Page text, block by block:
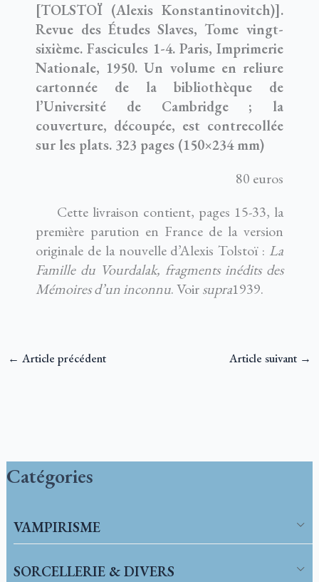
Catégories
VAMPIRISME
SORCELLERIE & DIVERS
[TOLSTOÏ (Alexis Konstantinovitch)].
Revue des Études Slaves, Tome vingt-
sixième. Fascicules 1-4. Paris, Imprimerie
Nationale, 1950. Un volume en reliure
cartonnée de la bibliothèque de
l’Université de Cambridge ; la
couverture, découpée, est contrecollée
sur les plats. 323 pages (150×234 mm)
80 euros
Cette livraison contient, pages 15-33, la
première parution en France de la version
originale de la nouvelle d’Alexis Tolstoï : La
Famille du Vourdalak, fragments inédits des
Mémoires d’un inconnu. Voirsupra1939.
← Article précédent Article suivant →